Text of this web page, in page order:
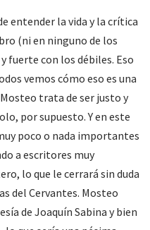
entender la vida y la crítica
(ni en ninguno de los
fuerte con los débiles. Eso
vemos cómo eso es una
trata de ser justo y
por supuesto. Y en este
poco o nada importantes
a escritores muy
lo que le cerrará sin duda
del Cervantes. Mosteo
de Joaquín Sabina y bien